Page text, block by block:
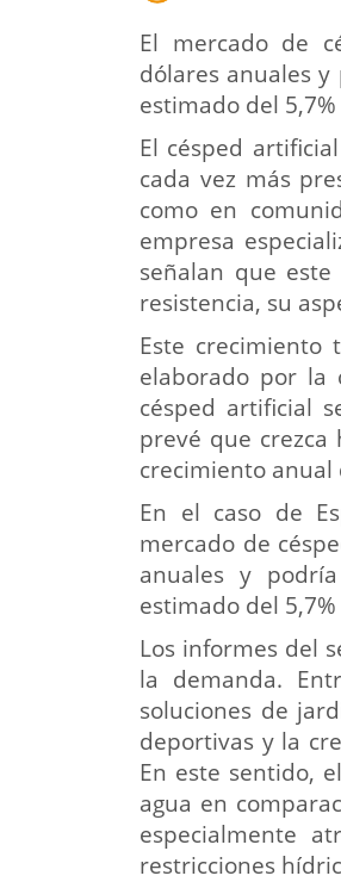
El mercado de
dólares anuales
estimado del
El césped
cada vez más
como en
empresa
señalan que
resistencia, su
Este crecimiento
elaborado por la
césped artificial
prevé que crezca
crecimiento anual
En el caso de
mercado de
anuales y
estimado del
Los informes del
la demanda.
soluciones de
deportivas y la
En este sentido,
agua en
especialmente
restricciones